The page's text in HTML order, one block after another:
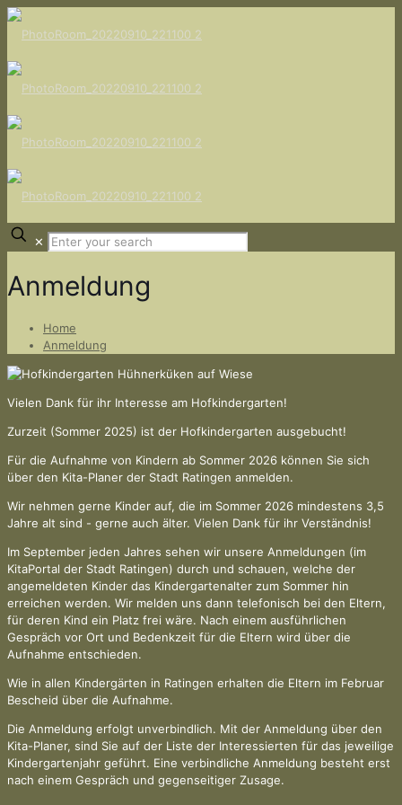
✕
Anmeldung
Home
Anmeldung
Vielen Dank für ihr Interesse am Hofkindergarten!
Zurzeit (Sommer 2025) ist der Hofkindergarten ausgebucht!
Für die Aufnahme von Kindern ab Sommer 2026 können Sie sich
über den Kita-Planer der Stadt Ratingen anmelden.
Wir nehmen gerne Kinder auf, die im Sommer 2026 mindestens 3,5
Jahre alt sind - gerne auch älter. Vielen Dank für ihr Verständnis!
Im September jeden Jahres sehen wir unsere Anmeldungen (im
KitaPortal der Stadt Ratingen) durch und schauen, welche der
angemeldeten Kinder das Kindergartenalter zum Sommer hin
erreichen werden. Wir melden uns dann telefonisch bei den Eltern,
für deren Kind ein Platz frei wäre. Nach einem ausführlichen
Gespräch vor Ort und Bedenkzeit für die Eltern wird über die
Aufnahme entschieden.
Wie in allen Kindergärten in Ratingen erhalten die Eltern im Februar
Bescheid über die Aufnahme.
Die Anmeldung erfolgt unverbindlich. Mit der Anmeldung über den
Kita-Planer, sind Sie auf der Liste der Interessierten für das jeweilige
Kindergartenjahr geführt. Eine verbindliche Anmeldung besteht erst
nach einem Gespräch und gegenseitiger Zusage.